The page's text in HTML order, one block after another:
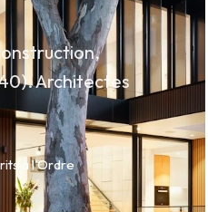
Architectes
à l'Ordre